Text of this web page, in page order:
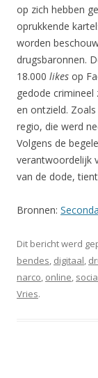
op zich hebben
oprukkende
worden
drugsbaronnen.
18.000 likes op
gedode
en ontzield.
regio, die werd
Volgens de
verantwoordelijk
van de dode,
Bronnen:
Dit bericht werd
bendes, digitaal,
narco, online,
Vries.